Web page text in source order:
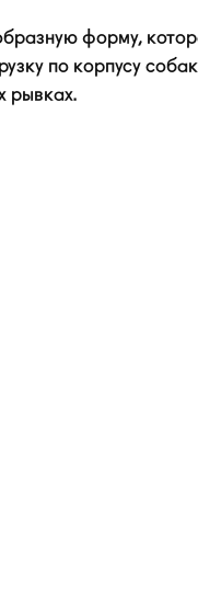
форму,
по корпусу
рывках.